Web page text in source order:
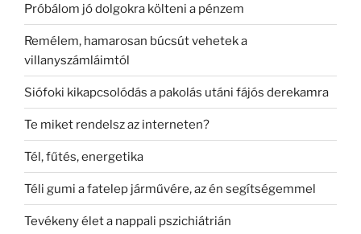
Próbálom jó dolgokra költeni a pénzem
Remélem, hamarosan búcsút vehetek a
villanyszámláimtól
Siófoki kikapcsolódás a pakolás utáni fájós derekamra
Te miket rendelsz az interneten?
Tél, fűtés, energetika
Téli gumi a fatelep járművére, az én segítségemmel
Tevékeny élet a nappali pszichiátrián